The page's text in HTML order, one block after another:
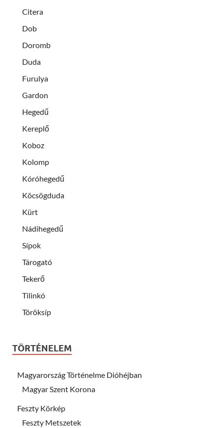
Citera
Dob
Doromb
Duda
Furulya
Gardon
Hegedű
Kereplő
Koboz
Kolomp
Kóróhegedű
Köcsögduda
Kürt
Nádihegedű
Sípok
Tárogató
Tekerő
Tilinkó
Töröksíp
TÖRTÉNELEM
Magyarország Történelme Dióhéjban
Magyar Szent Korona
Feszty Körkép
Feszty Metszetek